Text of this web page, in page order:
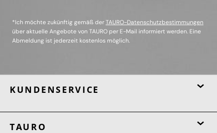
*Ich möchte zukünftig gemäß derTAURO-Datenschutzbestimmungen
über aktuelle Angebote von TAURO per E-Mail informiert werden. Eine
Abmeldung ist jederzeit kostenlos möglich.
KUNDENSERVICE
TAURO